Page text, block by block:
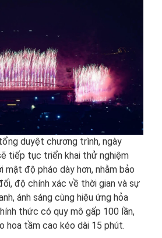
duyệt chương trình, ngày
tiếp tục triển khai thử nghiệm
mật độ pháo dày hơn, nhằm bảo
độ chính xác về thời gian và sự
ánh sáng cùng hiệu ứng hỏa
thức có quy mô gấp 100 lần,
hoa tầm cao kéo dài 15 phút.